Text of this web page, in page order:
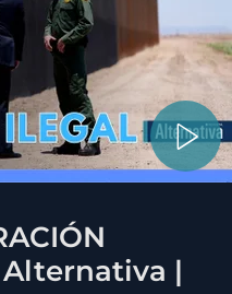
Alternativa |